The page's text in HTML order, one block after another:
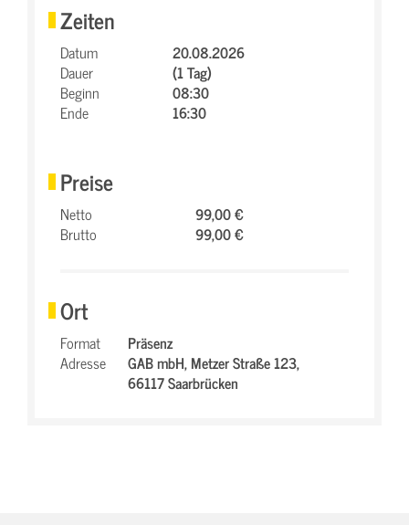
Zeiten
Datum
20.08.2026
Dauer
(1 Tag)
Beginn
08:30
Ende
16:30
Preise
Netto
99,00 €
Brutto
99,00 €
Ort
Format
Präsenz
Adresse
GAB mbH,Metzer Straße 123,
66117 Saarbrücken